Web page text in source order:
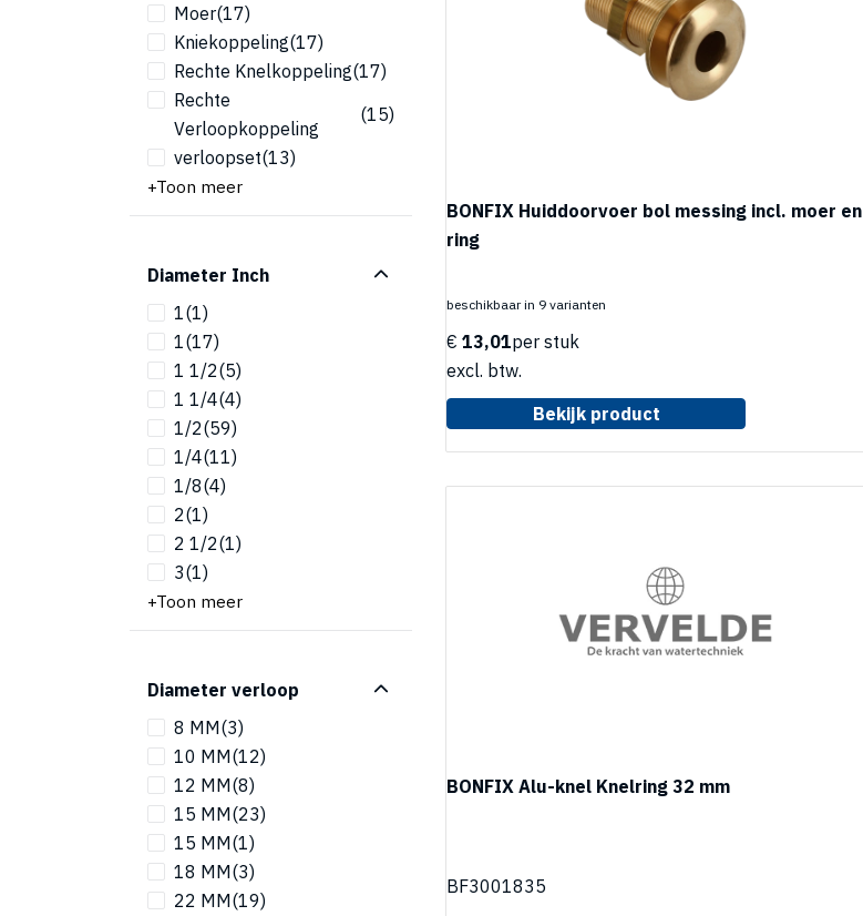
Moer(17)
Kniekoppeling(17)
Rechte Knelkoppeling(17)
Rechte
Verloopkoppeling
(15)
verloopset(13)
Toon meer
Diameter Inch
1(1)
1(17)
1 1/2(5)
1 1/4(4)
1/2(59)
1/4(11)
1/8(4)
2(1)
2 1/2(1)
3(1)
Toon meer
Diameter verloop
8 MM(3)
10 MM(12)
12 MM(8)
15 MM(23)
15 MM(1)
18 MM(3)
22 MM(19)
BONFIX Huiddoorvoer bol messing incl. moer en
ring
beschikbaar in 9 varianten
€ 13,01per stuk
excl. btw.
Bekijk product
BONFIX Alu-knel Knelring 32 mm
BF3001835